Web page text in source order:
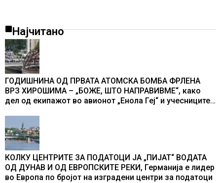
Најчитано
ГОДИШНИНА ОД ПРВАТА АТОМСКА БОМБА ФРЛЕНА
ВРЗ ХИРОШИМА – „БОЖЕ, ШТО НАПРАВИВМЕ“, како
дел од екипажот во авионот „Енола Геј“ и учесниците
промени текот на историјата
КОЛКУ ЦЕНТРИТЕ ЗА ПОДАТОЦИ ЈА „ПИЈАТ“ ВОДАТА
ОД ДУНАВ И ОД ЕВРОПСКИТЕ РЕКИ, Германија е лидер
во Европа по бројот на изградени центри за податоци